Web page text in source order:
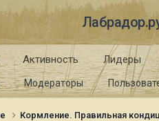
Модераторы
Активность Лидеры
Кормление. Правильная